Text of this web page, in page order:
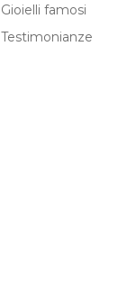
Gioielli famosi
Testimonianze